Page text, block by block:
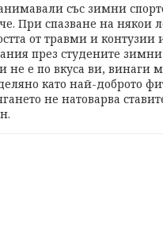
със зимни
При спазване на някои
от травми и контузии
през студените
не е по вкуса ви, винаги
като най-доброто
не натоварва